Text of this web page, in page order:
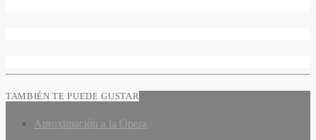
TAMBIÉN TE PUEDE GUSTAR
Aproximación a la Opera